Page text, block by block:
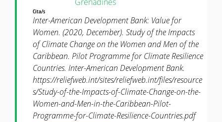
Cita/s
Inter-American Development Bank: Value for
Women. (2020, December). Study of the Impacts
of Climate Change on the Women and Men of the
Caribbean. Pilot Programme for Climate Resilience
Countries. Inter-American Development Bank.
https://reliefweb.int/sites/reliefweb.int/files/resource
s/Study-of-the-Impacts-of-Climate-Change-on-the-
Women-and-Men-in-the-Caribbean-Pilot-
Programme-for-Climate-Resilience-Countries.pdf